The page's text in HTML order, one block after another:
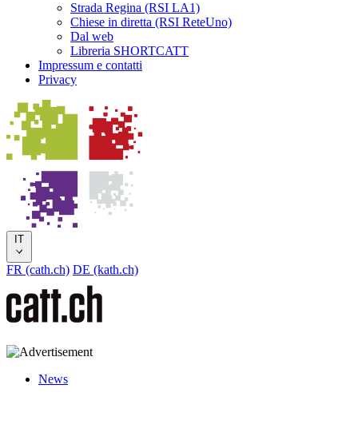
Strada Regina (RSI LA1)
Chiese in diretta (RSI ReteUno)
Dal web
Libreria SHORTCATT
Impressum e contatti
Privacy
IT
FR (cath.ch) DE (kath.ch)
News